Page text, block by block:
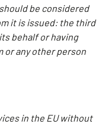
be considered
it is issued: the third
behalf or having
or any other person
in the EU without